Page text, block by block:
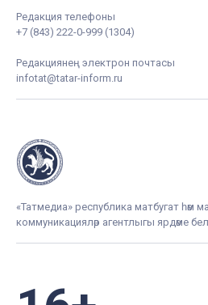
Редакция телефоны
+7 (843) 222-0-999 (1304)
Редакциянең электрон почтасы
infotat@tatar-inform.ru
«Татмедиа» республика матбугат һәм
коммуникацияләр агентлыгы ярдәме